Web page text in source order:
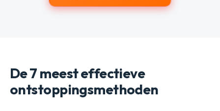
De 7 meest effectieve
ontstoppingsmethoden